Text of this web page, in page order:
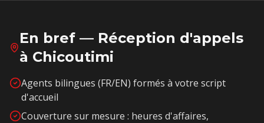
En bref — Réception d'appels
à Chicoutimi
Agents bilingues (FR/EN) formés à votre script
d'accueil
Couverture sur mesure : heures d'affaires,